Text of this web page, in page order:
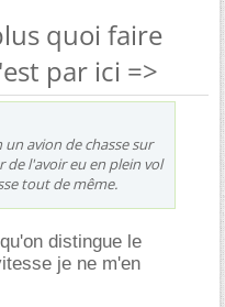
quoi faire
par ici =>
avion de chasse sur
de l'avoir eu en plein vol
tout de même.
distingue le
je ne m'en